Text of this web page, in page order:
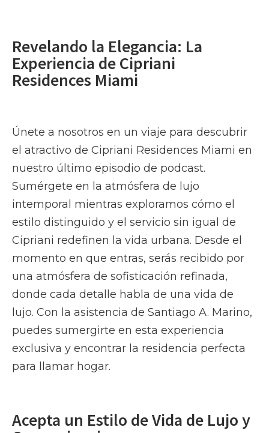
Revelando la Elegancia: La
Experiencia de Cipriani
Residences Miami
Únete a nosotros en un viaje para descubrir
el atractivo de Cipriani Residences Miami en
nuestro último episodio de podcast.
Sumérgete en la atmósfera de lujo
intemporal mientras exploramos cómo el
estilo distinguido y el servicio sin igual de
Cipriani redefinen la vida urbana. Desde el
momento en que entras, serás recibido por
una atmósfera de sofisticación refinada,
donde cada detalle habla de una vida de
lujo. Con la asistencia de Santiago A. Marino,
puedes sumergirte en esta experiencia
exclusiva y encontrar la residencia perfecta
para llamar hogar.
Acepta un Estilo de Vida de Lujo y